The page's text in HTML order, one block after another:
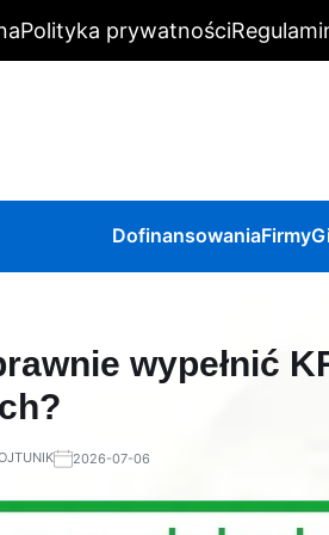
Polityka prywatności
DofinansowaniaFirmy
wypełnić
2026-07-06